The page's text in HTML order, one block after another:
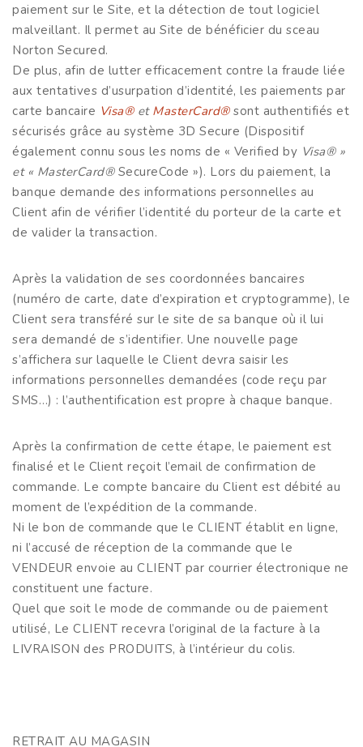
paiement sur le Site, et la détection de tout logiciel
malveillant. Il permet au Site de bénéficier du sceau
Norton Secured.
De plus, afin de lutter efficacement contre la fraude liée
aux tentatives d’usurpation d’identité, les paiements par
carte bancaire Visa®et MasterCard®sont authentifiés et
sécurisés grâce au système 3D Secure (Dispositif
également connu sous les noms de « Verified by Visa® »
et « MasterCard®SecureCode »). Lors du paiement, la
banque demande des informations personnelles au
Client afin de vérifier l’identité du porteur de la carte et
de valider la transaction.
Après la validation de ses coordonnées bancaires
(numéro de carte, date d’expiration et cryptogramme), le
Client sera transféré sur le site de sa banque où il lui
sera demandé de s’identifier. Une nouvelle page
s’affichera sur laquelle le Client devra saisir les
informations personnelles demandées (code reçu par
SMS…) : l’authentification est propre à chaque banque.
Après la confirmation de cette étape, le paiement est
finalisé et le Client reçoit l’email de confirmation de
commande. Le compte bancaire du Client est débité au
moment de l’expédition de la commande.
Ni le bon de commande que le CLIENT établit en ligne,
ni l’accusé de réception de la commande que le
VENDEUR envoie au CLIENT par courrier électronique ne
constituent une facture.
Quel que soit le mode de commande ou de paiement
utilisé, Le CLIENT recevra l’original de la facture à la
LIVRAISON des PRODUITS, à l’intérieur du colis.
RETRAIT AU MAGASIN